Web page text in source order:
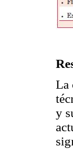
La
y